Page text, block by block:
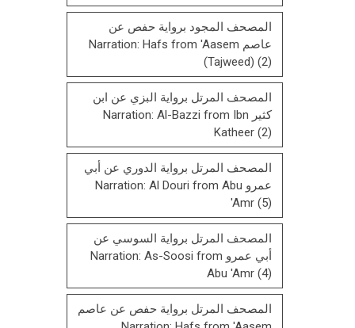
المصحف المجود برواية حفص عن
عاصم Narration: Hafs from 'Aasem
(Tajweed) (2)
المصحف المرتل برواية البزي عن ابن
كثير Narration: Al-Bazzi from Ibn
Katheer (2)
المصحف المرتل برواية الدوري عن أبي
عمرو Narration: Al Douri from Abu
'Amr (5)
المصحف المرتل برواية السوسي عن
أبي عمرو Narration: As-Soosi from
Abu 'Amr (4)
المصحف المرتل برواية حفص عن عاصم